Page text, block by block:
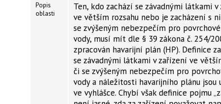
Popis
oblasti
Ten, kdo zachází se závadnými látkami
ve větším rozsahu nebo je zacházení s
se zvýšeným nebezpečím pro
vody, musí mít dle § 39 zákona č. 254/
zpracován havarijní plán (HP). Definice
se závadnými látkami v zařízení ve
či se zvýšeným nebezpečím pro
vody a náležitosti havarijního plánu jsou
ve vyhlášce. Chybí však definice pojmu